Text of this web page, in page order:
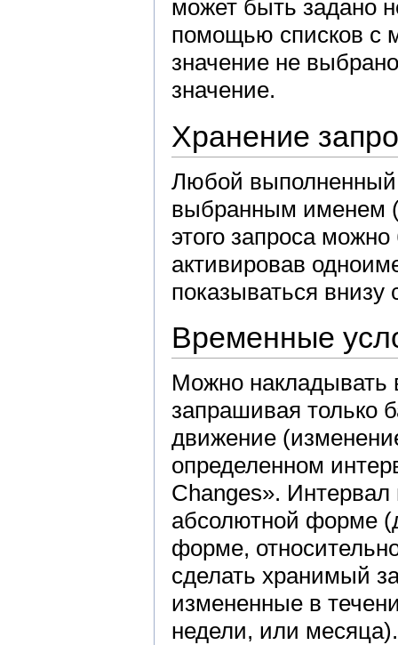
может быть задано
помощью списков с
значение не
значение.
Хранение
Любой выполненный
выбранным именем
этого запроса
активировав
показываться
Временные
Можно накладывать
запрашивая только
движение
определенном
Changes».
абсолютной форме
форме,
сделать хранимый
измененные в
недели, или месяца).